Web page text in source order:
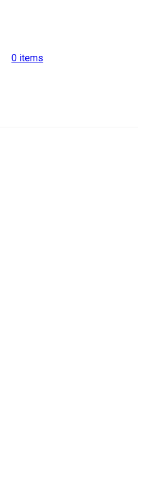
0 items